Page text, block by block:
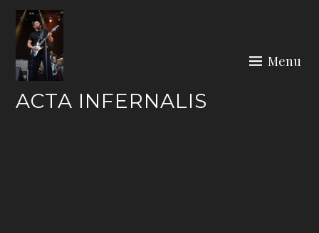
Skip
content
ACTA INFERNALIS
Menu